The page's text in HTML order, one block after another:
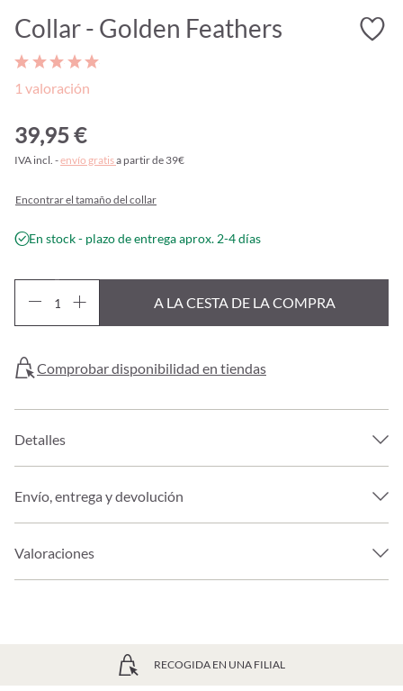
Collar - Golden Feathers
1 valoración
39,95 €
IVA incl. -envío gratisa partir de 39€
Encontrar el tamaño del collar
En stock - plazo de entrega aprox. 2-4 días
A LA CESTA DE LA COMPRA
Comprobar disponibilidad en tiendas
Detalles
Envío, entrega y devolución
Valoraciones
RECOGIDA EN UNA FILIAL